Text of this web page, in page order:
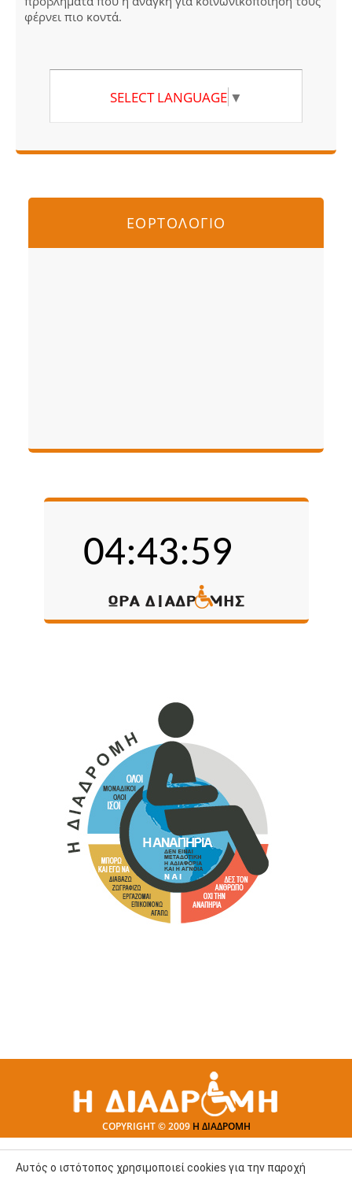
φέρνει πιο κοντά.
SELECT LANGUAGE ▼
ΕΟΡΤΟΛΟΓΙΟ
COPYRIGHT © 2009 Η ΔΙΑΔΡΟΜΗ
Αυτός ο ιστότοπος χρησιμοποιεί cookies για την παροχή